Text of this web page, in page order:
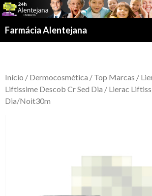
Farmácia Alentejana
Início / Dermocosmética / Top Marcas /
Liftissime Descob Cr Sed Dia / Lierac
Dia/Noit30m